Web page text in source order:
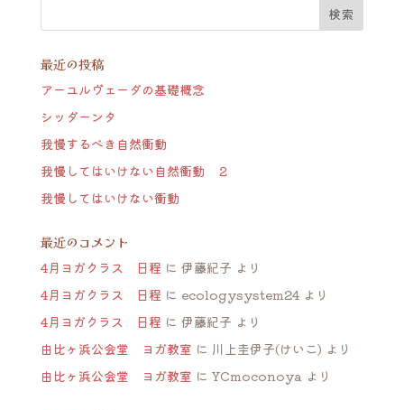
最近の投稿
アーユルヴェーダの基礎概念
シッダーンタ
我慢するべき自然衝動
我慢してはいけない自然衝動 ２
我慢してはいけない衝動
最近のコメント
4月ヨガクラス 日程 に 伊藤紀子 より
4月ヨガクラス 日程 に ecologysystem24より
4月ヨガクラス 日程 に 伊藤紀子 より
由比ヶ浜公会堂 ヨガ教室 に 川上圭伊子(けいこ) より
由比ヶ浜公会堂 ヨガ教室 に YCmoconoya より